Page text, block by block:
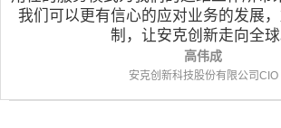
我们可以更有信心的应对业务的发展
制，让安克创新走向全球
高伟成
安克创新科技股份有限公司CIO